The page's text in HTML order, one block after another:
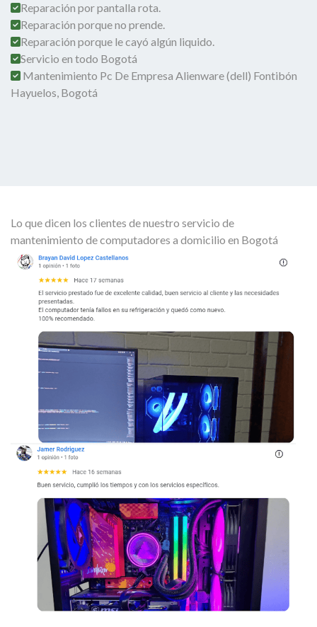
Reparación por pantalla rota.
Reparación porque no prende.
Reparación porque le cayó algún liquido.
Servicio en todo Bogotá
Mantenimiento Pc De Empresa Alienware (dell) Fontibón
Hayuelos, Bogotá
Lo que dicen los clientes de nuestro servicio de
mantenimiento de computadores a domicilio en Bogotá